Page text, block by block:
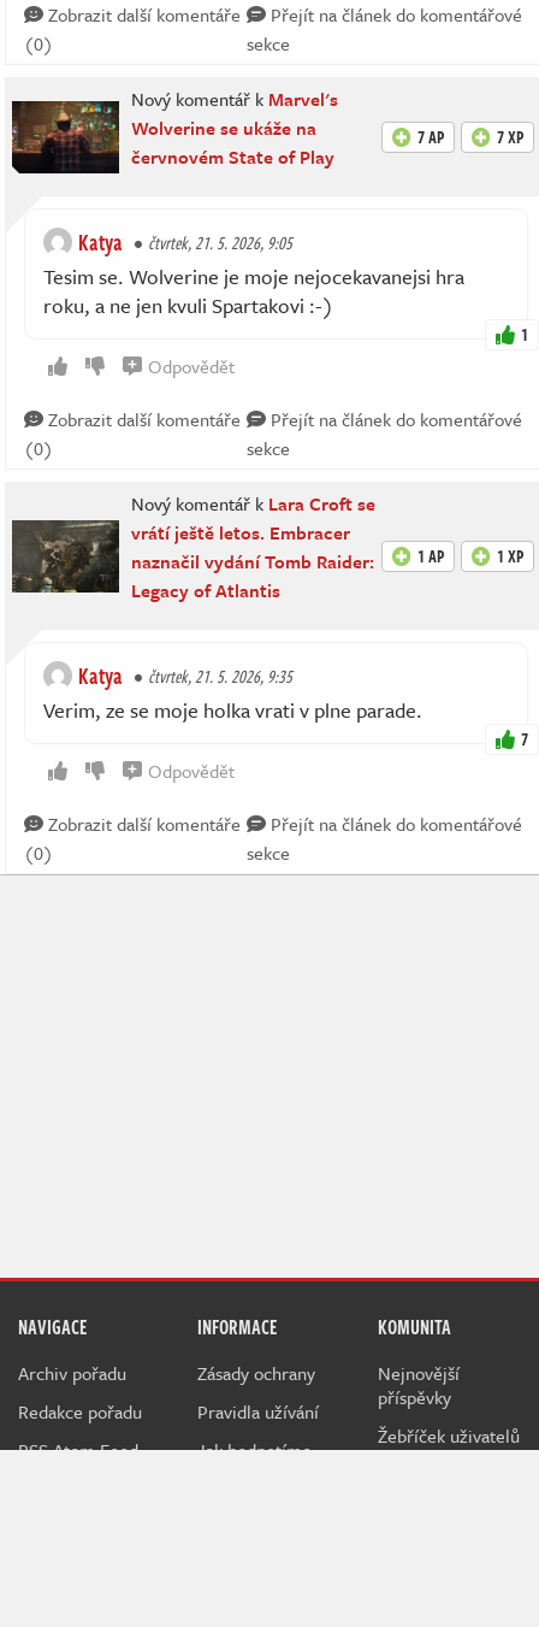
Zobrazit další komentáře
(0)
Přejít na článek do komentářové
sekce
Nový komentář k Marvel's
Wolverine se ukáže na
červnovém State of Play
7 AP 7 XP
Katya čtvrtek, 21. 5. 2026, 9:05
Tesim se. Wolverine je moje nejocekavanejsi hra
roku, a ne jen kvuli Spartakovi :-)
1
Odpovědět
Zobrazit další komentáře
(0)
Přejít na článek do komentářové
sekce
Nový komentář k Lara Croft se
vrátí ještě letos. Embracer
naznačil vydání Tomb Raider:
Legacy of Atlantis
1 AP 1 XP
Katya čtvrtek, 21. 5. 2026, 9:35
Verim, ze se moje holka vrati v plne parade.
7
Odpovědět
Zobrazit další komentáře
(0)
Přejít na článek do komentářové
sekce
NAVIGACE
Archiv pořadu
Redakce pořadu
RSS Atom Feed
INFORMACE
Zásady ochrany
Pravidla užívání
Jak hodnotíme
KOMUNITA
Nejnovější
příspěvky
Žebříček uživatelů